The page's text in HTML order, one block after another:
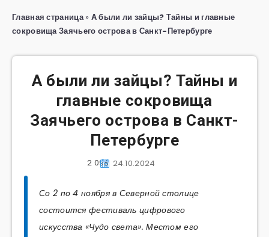
Главная страница» А были ли зайцы? Тайны и главные
сокровища Заячьего острова в Санкт-Петербурге
А были ли зайцы? Тайны и
главные сокровища
Заячьего острова в Санкт-
Петербурге
24.10.2024
2 098
Со 2 по 4 ноября в Северной столице
состоится фестиваль цифрового
искусства «Чудо света». Местом его